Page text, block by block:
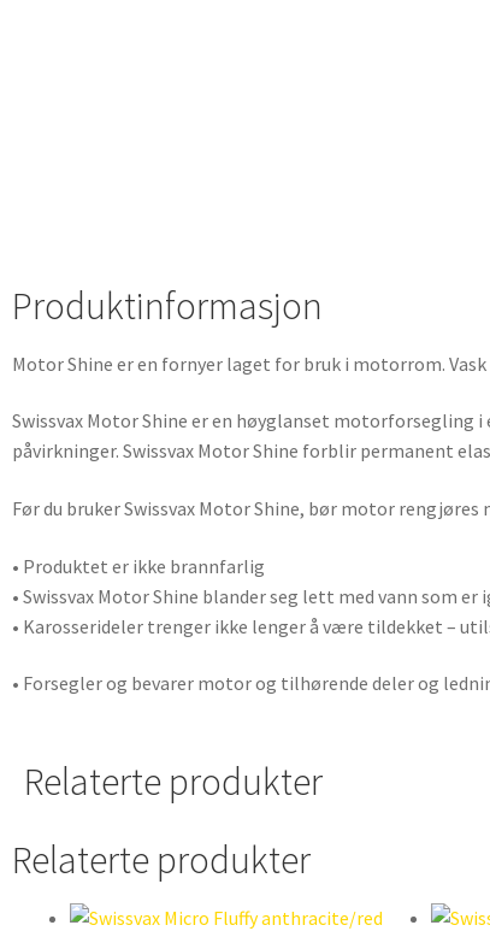
Produktinformasjon
Motor Shine er en fornyer laget for bruk i motorrom.
Swissvax Motor Shine er en høyglanset
påvirkninger. Swissvax Motor Shine forblir permanent
Før du bruker Swissvax Motor Shine, bør motor rengjøres
• Produktet er ikke brannfarlig
• Swissvax Motor Shine blander seg lett med vann som
• Karosserideler trenger ikke lenger å være tildekket –
• Forsegler og bevarer motor og tilhørende deler og
Relaterte produkter
Relaterte produkter